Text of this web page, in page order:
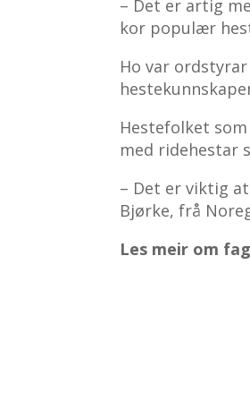
– Det er artig
kor populær
Ho var
Hestefolket
med ridehestar
– Det er viktig
Bjørke, frå
Les meir om